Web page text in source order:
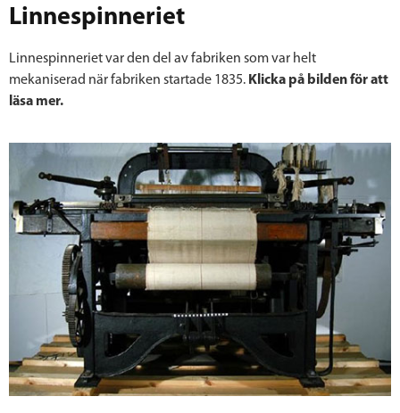
Linnespinneriet
Linnespinneriet var den del av fabriken som var helt
mekaniserad när fabriken startade 1835. Klicka på bilden för att
läsa mer.